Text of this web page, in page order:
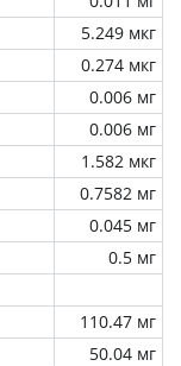
5.249 мкг
0.274 мкг
0.006 мг
0.006 мг
1.582 мкг
0.7582 мг
0.045 мг
0.5 мг
110.47 мг
50.04 мг